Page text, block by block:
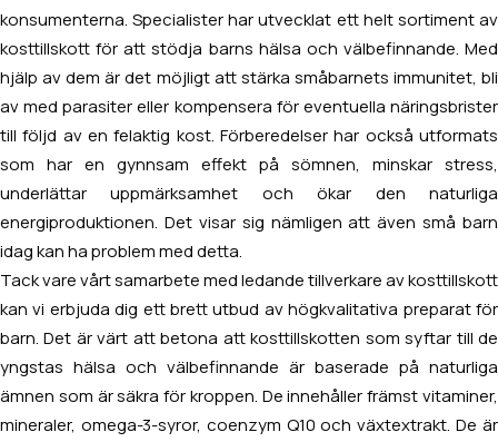
konsumenterna. Specialister har utvecklat ett helt sortiment av
kosttillskott för att stödja barns hälsa och välbefinnande. Med
hjälp av dem är det möjligt att stärka småbarnets immunitet, bli
av med parasiter eller kompensera för eventuella näringsbrister
till följd av en felaktig kost. Förberedelser har också utformats
som har en gynnsam effekt på sömnen, minskar stress,
underlättar uppmärksamhet och ökar den naturliga
energiproduktionen. Det visar sig nämligen att även små barn
idag kan ha problem med detta.
Tack vare vårt samarbete med ledande tillverkare av kosttillskott
kan vi erbjuda dig ett brett utbud av högkvalitativa preparat för
barn. Det är värt att betona att kosttillskotten som syftar till de
yngstas hälsa och välbefinnande är baserade på naturliga
ämnen som är säkra för kroppen. De innehåller främst vitaminer,
mineraler, omega-3-syror, coenzym Q10 och växtextrakt. De är